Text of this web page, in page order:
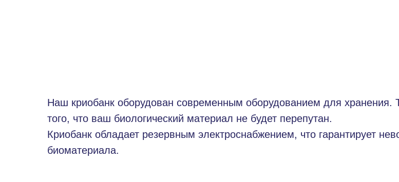
Наш криобанк оборудован современным оборудованием для хранения.
того, что ваш биологический материал не будет перепутан.
Криобанк обладает резервным электроснабжением, что гарантирует
биоматериала.